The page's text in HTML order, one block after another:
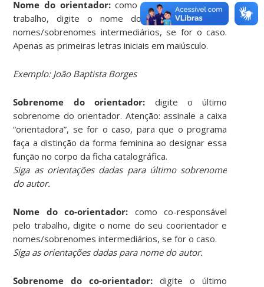
Nome do orientador:como co-responsável pelo
trabalho, digite o nome do seu orientador e
nomes/sobrenomes intermediários, se for o caso.
Apenas as primeiras letras iniciais em maiúsculo.
Exemplo: João Baptista Borges
Sobrenome do orientador: digite o último
sobrenome do orientador. Atenção: assinale a caixa
“orientadora”, se for o caso, para que o programa
faça a distinção da forma feminina ao designar essa
função no corpo da ficha catalográfica.
Siga as orientações dadas para último sobrenome
do autor.
Nome do co-orientador: como co-responsável
pelo trabalho, digite o nome do seu coorientador e
nomes/sobrenomes intermediários, se for o caso.
Siga as orientações dadas para nome do autor.
Sobrenome do co-orientador: digite o último